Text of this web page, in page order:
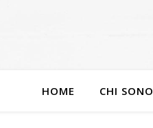
HOME CHI SONO